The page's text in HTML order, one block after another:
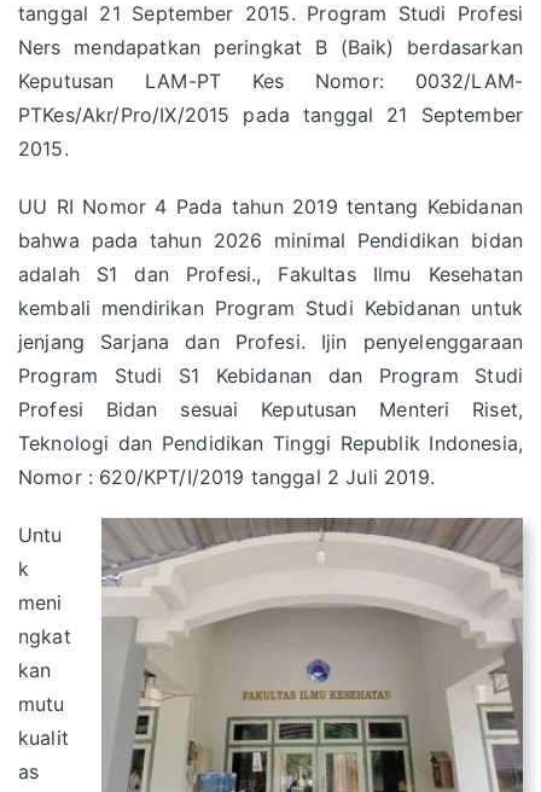
tanggal 21 September 2015. Program Studi Profesi
Ners mendapatkan peringkat B (Baik) berdasarkan
Keputusan LAM-PT Kes Nomor: 0032/LAM-
PTKes/Akr/Pro/IX/2015 pada tanggal 21 September
2015.
UU RI Nomor 4 Pada tahun 2019 tentang Kebidanan
bahwa pada tahun 2026 minimal Pendidikan bidan
adalah S1 dan Profesi., Fakultas Ilmu Kesehatan
kembali mendirikan Program Studi Kebidanan untuk
jenjang Sarjana dan Profesi. Ijin penyelenggaraan
Program Studi S1 Kebidanan dan Program Studi
Profesi Bidan sesuai Keputusan Menteri Riset,
Teknologi dan Pendidikan Tinggi Republik Indonesia,
Nomor : 620/KPT/I/2019 tanggal 2 Juli 2019.
Untu
k
meni
ngkat
kan
mutu
kualit
as